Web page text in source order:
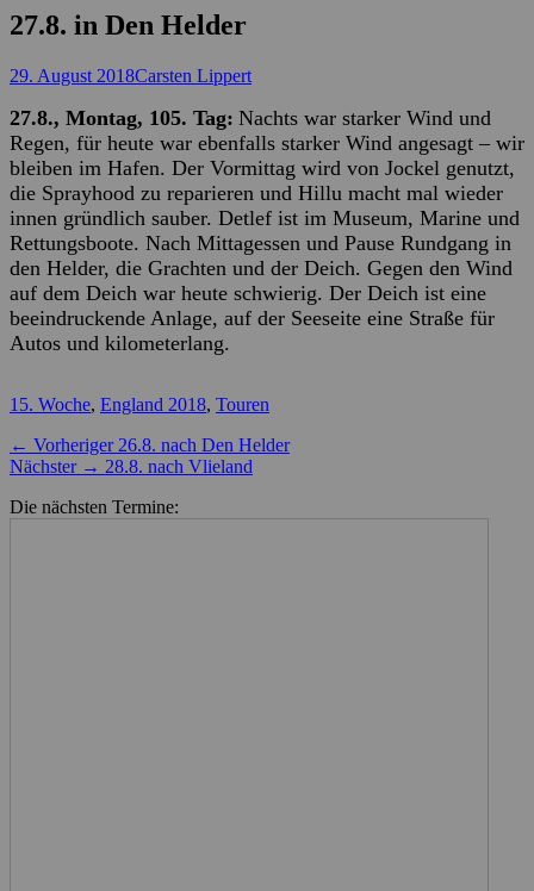
27.8. in Den Helder
Posted
29. August 2018Autor
Carsten Lippert
27.8., Montag, 105. Tag: Nachts war starker Wind und
Regen, für heute war ebenfalls starker Wind angesagt – wir
bleiben im Hafen. Der Vormittag wird von Jockel genutzt,
die Sprayhood zu reparieren und Hillu macht mal wieder
innen gründlich sauber. Detlef ist im Museum, Marine und
Rettungsboote. Nach Mittagessen und Pause Rundgang in
den Helder, die Grachten und der Deich. Gegen den Wind
auf dem Deich war heute schwierig. Der Deich ist eine
beeindruckende Anlage, auf der Seeseite eine Straße für
Autos und kilometerlang.
Kategorien
15. Woche, England 2018, Touren
Beitragsnavigation
← Vorheriger Vorheriger
Beitrag:
26.8. nach Den Helder
Nächster → Nächster
28.8. nach Vlieland
Die nächsten Termine: